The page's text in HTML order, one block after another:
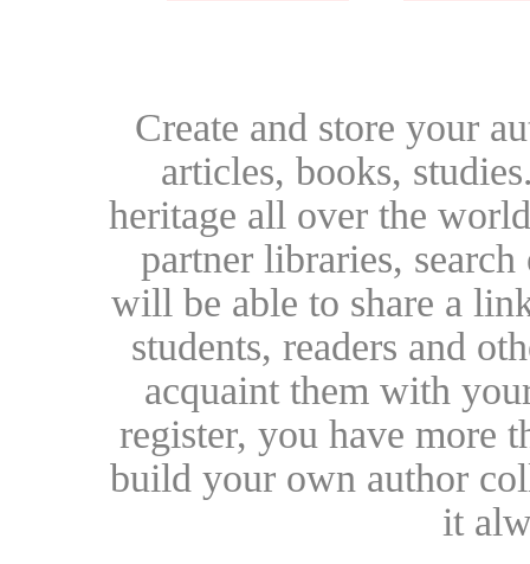
Create and store your
articles, books,
heritage all over the
partner libraries,
will be able to share a
students, readers and
acquaint them with
register, you have more
build your own author
it